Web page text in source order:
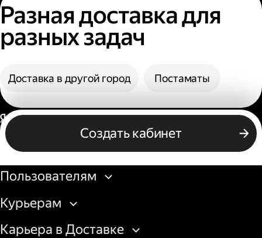
Разная доставка для
разных задач
Доставка в другой город Постаматы
Создать кабинет
Россия
Бизнесу
Пользователям
Курьерам
Карьера в Доставке